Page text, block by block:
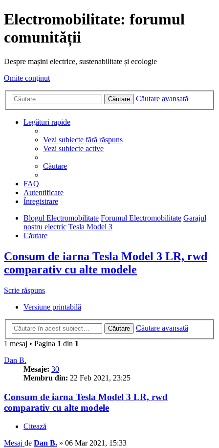
Electromobilitate: forumul
comunității
Despre mașini electrice, sustenabilitate și ecologie
Omite conţinut
Căutare Căutare avansată
Legături rapide
Vezi subiecte fără răspuns
Vezi subiecte active
Căutare
FAQ
Autentificare
Înregistrare
Blogul Electromobilitate Forumul Electromobilitate Garajul
nostru electric Tesla Model 3
Căutare
Consum de iarna Tesla Model 3 LR, rwd
comparativ cu alte modele
Scrie răspuns
Versiune printabilă
Căutare
Căutare avansată
1 mesaj • Pagina 1 din 1
Dan B.
Mesaje: 30
Membru din: 22 Feb 2021, 23:25
Consum de iarna Tesla Model 3 LR, rwd
comparativ cu alte modele
Citează
Mesaj de Dan B. » 06 Mar 2021, 15:33